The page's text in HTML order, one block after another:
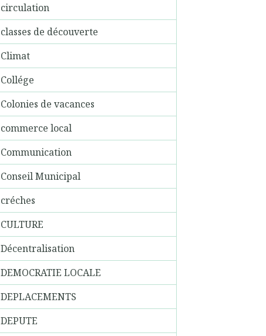
circulation
classes de découverte
Climat
Collége
Colonies de vacances
commerce local
Communication
Conseil Municipal
créches
CULTURE
Décentralisation
DEMOCRATIE LOCALE
DEPLACEMENTS
DEPUTE